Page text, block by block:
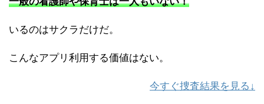
いるのはサクラだけだ。
こんなアプリ利用する価値はない。
今すぐ捜査結果を見る↓